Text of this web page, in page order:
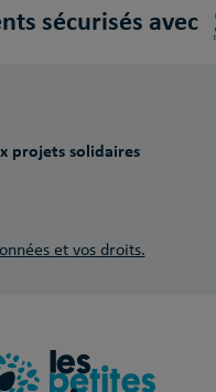
sécurisés avec
projets solidaires
et vos droits.